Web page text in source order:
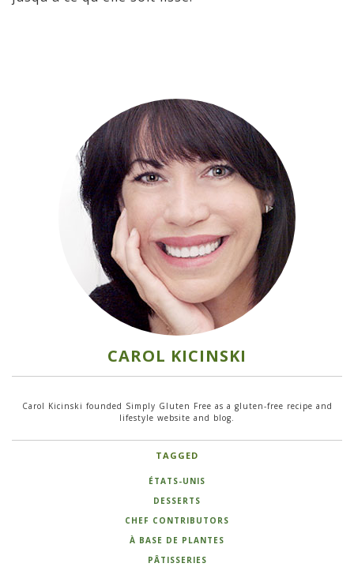
CAROL KICINSKI
Carol Kicinski founded Simply Gluten Free as a gluten-free recipe and
lifestyle website and blog.
TAGGED
ÉTATS-UNIS
DESSERTS
CHEF CONTRIBUTORS
À BASE DE PLANTES
PÂTISSERIES